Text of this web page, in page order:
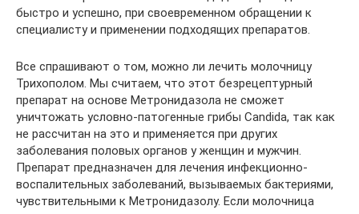
быстро и успешно, при своевременном обращении к
специалисту и применении подходящих препаратов.
Все спрашивают о том, можно ли лечить молочницу
Трихополом. Мы считаем, что этот безрецептурный
препарат на основе Метронидазола не сможет
уничтожать условно-патогенные грибы Candida, так как
не рассчитан на это и применяется при других
заболевания половых органов у женщин и мужчин.
Препарат предназначен для лечения инфекционно-
воспалительных заболеваний, вызываемых бактериями,
чувствительными к Метронидазолу. Если молочница